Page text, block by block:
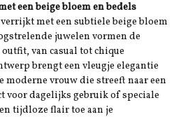
een beige bloem en bedels
met een subtiele beige bloem
juwelen vormen de
van casual tot chique
brengt een vleugje elegantie
moderne vrouw die streeft naar een
dagelijks gebruik of speciale
tijdloze flair toe aan je